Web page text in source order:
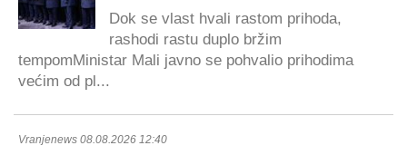
Dok se vlast hvali rastom prihoda,
rashodi rastu duplo bržim
tempomMinistar Mali javno se pohvalio prihodima
većim od pl...
Vranjenews 08.08.2026 12:40